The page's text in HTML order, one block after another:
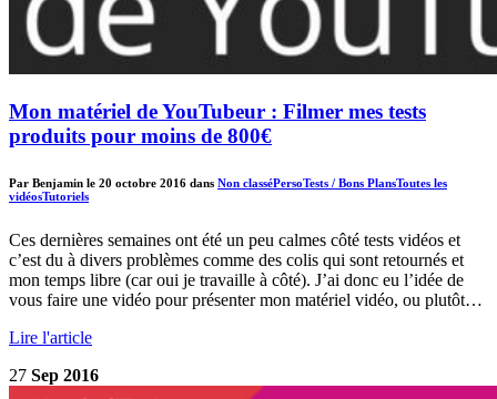
Mon matériel de YouTubeur : Filmer mes tests
produits pour moins de 800€
Par Benjamin le 20 octobre 2016 dans Non classéPersoTests / Bons PlansToutes les
vidéosTutoriels
Ces dernières semaines ont été un peu calmes côté tests vidéos et
c’est du à divers problèmes comme des colis qui sont retournés et
mon temps libre (car oui je travaille à côté). J’ai donc eu l’idée de
vous faire une vidéo pour présenter mon matériel vidéo, ou plutôt…
Lire l'article
27 Sep 2016